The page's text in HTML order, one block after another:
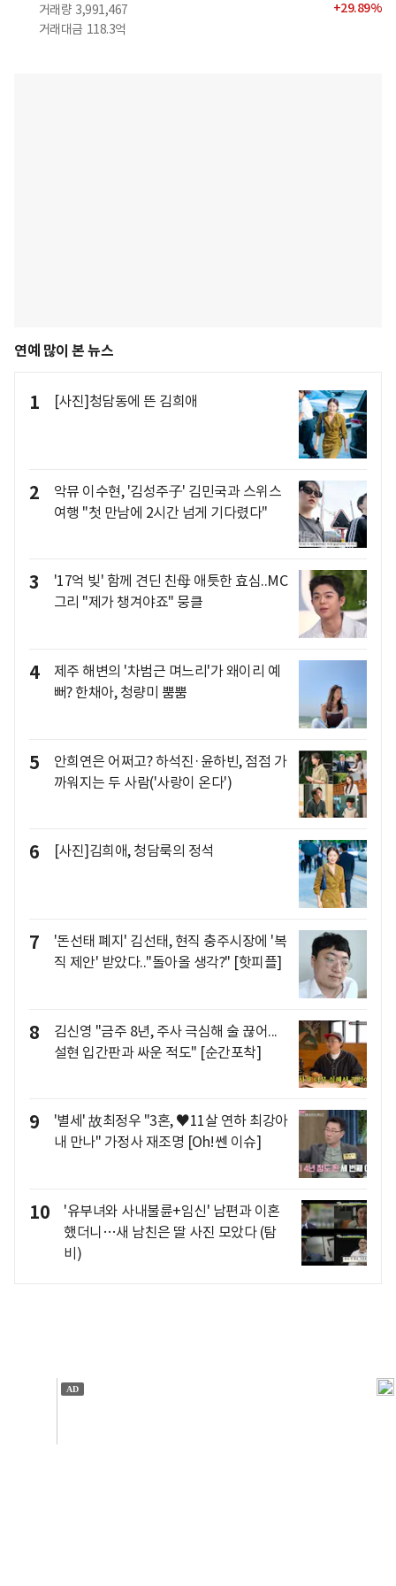
거래량 3,991,467
거래대금 118.3억
+29.89%
연예 많이 본 뉴스
1 [사진]청담동에 뜬 김희애
2
악뮤 이수현, '김성주子' 김민국과 스위스
여행 "첫 만남에 2시간 넘게 기다렸다"
3
'17억 빚' 함께 견딘 친母 애틋한 효심..MC
그리 "제가 챙겨야죠" 뭉클
4
제주 해변의 '차범근 며느리'가 왜이리 예
뻐? 한채아, 청량미 뿜뿜
5
안희연은 어쩌고? 하석진·윤하빈, 점점 가
까워지는 두 사람('사랑이 온다')
6 [사진]김희애, 청담룩의 정석
7
'돈선태 폐지' 김선태, 현직 충주시장에 '복
직 제안' 받았다.."돌아올 생각?" [핫피플]
8
김신영 "금주 8년, 주사 극심해 술 끊어...
설현 입간판과 싸운 적도" [순간포착]
9
'별세' 故최정우 "3혼, ♥11살 연하 최강아
내 만나" 가정사 재조명 [Oh!쎈 이슈]
10
'유부녀와 사내불륜+임신' 남편과 이혼
했더니…새 남친은 딸 사진 모았다 (탐
비)